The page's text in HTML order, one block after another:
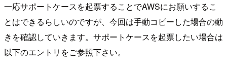
一応サポートケースを起票することでAWSにお願いするこ
とはできるらしいのですが、今回は手動コピーした場合の動
きを確認していきます。サポートケースを起票したい場合は
以下のエントリをご参照下さい。